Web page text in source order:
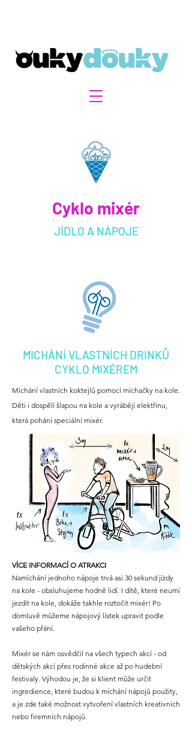
Cyklo mixér
JÍDLO A NÁPOJE
MICHÁNÍ VLASTNÍCH DRINKŮ
CYKLO MIXÉREM
Míchání vlastních koktejlů pomocí míchačky na kole.
Děti i dospělí šlapou na kole a vyrábějí elektřinu,
která pohání speciální mixér.
VÍCE INFORMACÍ O ATRAKCI
Namíchání jednoho nápoje trvá asi 30 sekund jízdy
na kole - obsluhujeme hodně lidí. I dítě, které neumí
jezdit na kole, dokáže takhle roztočit mixér! Po
domluvě můžeme nápojový lístek upravit podle
vašeho přání.
Mixér se nám osvědčil na všech typech akcí - od
dětských akcí přes rodinné akce až po hudební
festivaly. Výhodou je, že si klient může určit
ingredience, které budou k míchání nápojů použity,
a je zde také možnost vytvoření vlastních kreativních
nebo firemních nápojů.